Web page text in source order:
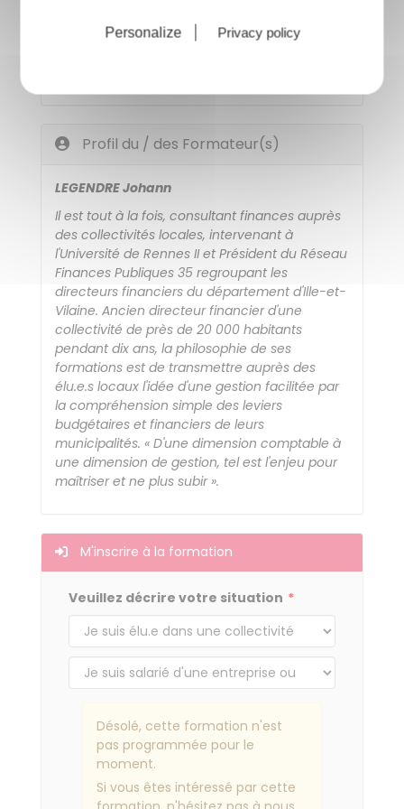
présence des participants, transmission des
Profil du / des Formateur(s)
LEGENDRE Johann
Il est tout à la fois, consultant finances auprès
des collectivités locales, intervenant à
l'Université de Rennes II et Président du Réseau
Finances Publiques 35 regroupant les
directeurs financiers du département d'Ille-et-
Vilaine. Ancien directeur financier d'une
collectivité de près de 20 000 habitants
pendant dix ans, la philosophie de ses
formations est de transmettre auprès des
élu.e.s locaux l'idée d'une gestion facilitée par
la compréhension simple des leviers
budgétaires et financiers de leurs
municipalités. « D'une dimension comptable à
une dimension de gestion, tel est l'enjeu pour
maîtriser et ne plus subir ».
M'inscrire à la formation
Veuillez décrire votre situation
Désolé, cette formation n'est
pas programmée pour le
moment.
Si vous êtes intéressé par cette
Personalize Privacy policy